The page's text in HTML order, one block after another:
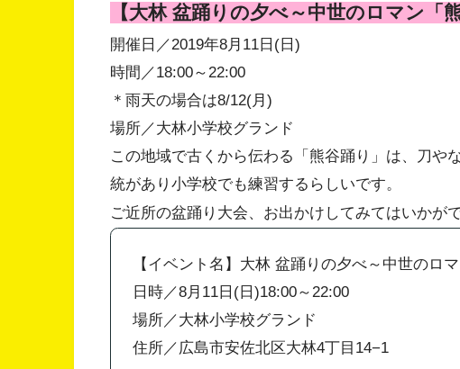
【大林 盆踊りの夕べ～中世のロマン「
開催日／2019年8月11日(日)
時間／18:00～22:00
＊雨天の場合は8/12(月)
場所／大林小学校グランド
この地域で古くから伝わる「熊谷踊り」は、刀や
統があり小学校でも練習するらしいです。
ご近所の盆踊り大会、お出かけしてみてはいかが
【イベント名】大林 盆踊りの夕べ～中世のロマ
日時／8月11日(日)18:00～22:00
場所／大林小学校グランド
住所／広島市安佐北区大林4丁目14−1